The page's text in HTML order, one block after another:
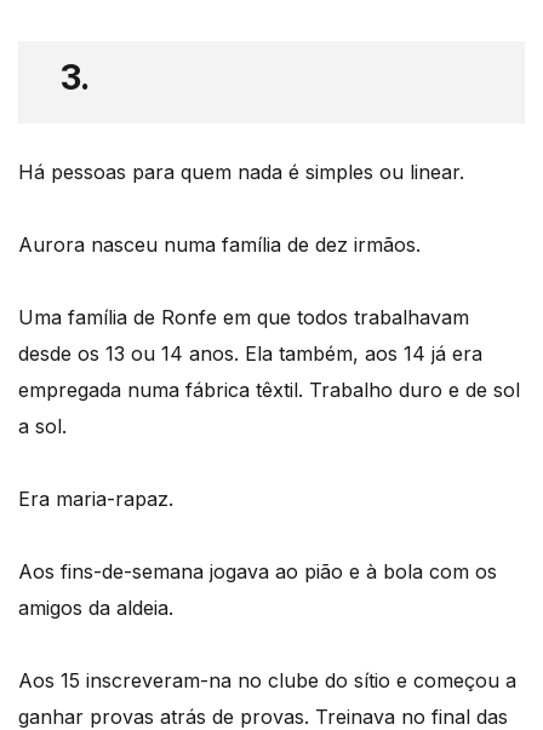
3.
Há pessoas para quem nada é simples ou linear.
Aurora nasceu numa família de dez irmãos.
Uma família de Ronfe em que todos trabalhavam
desde os 13 ou 14 anos. Ela também, aos 14 já era
empregada numa fábrica têxtil. Trabalho duro e de sol
a sol.
Era maria-rapaz.
Aos fins-de-semana jogava ao pião e à bola com os
amigos da aldeia.
Aos 15 inscreveram-na no clube do sítio e começou a
ganhar provas atrás de provas. Treinava no final das